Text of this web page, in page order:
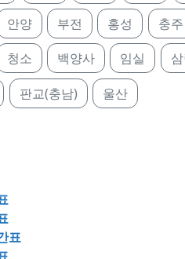
안양 부전 홍성 충주
청소 백양사 임실
판교(충남) 울산
표